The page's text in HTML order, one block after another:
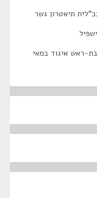
תיאטרון גשר
ראש איגוד במאי